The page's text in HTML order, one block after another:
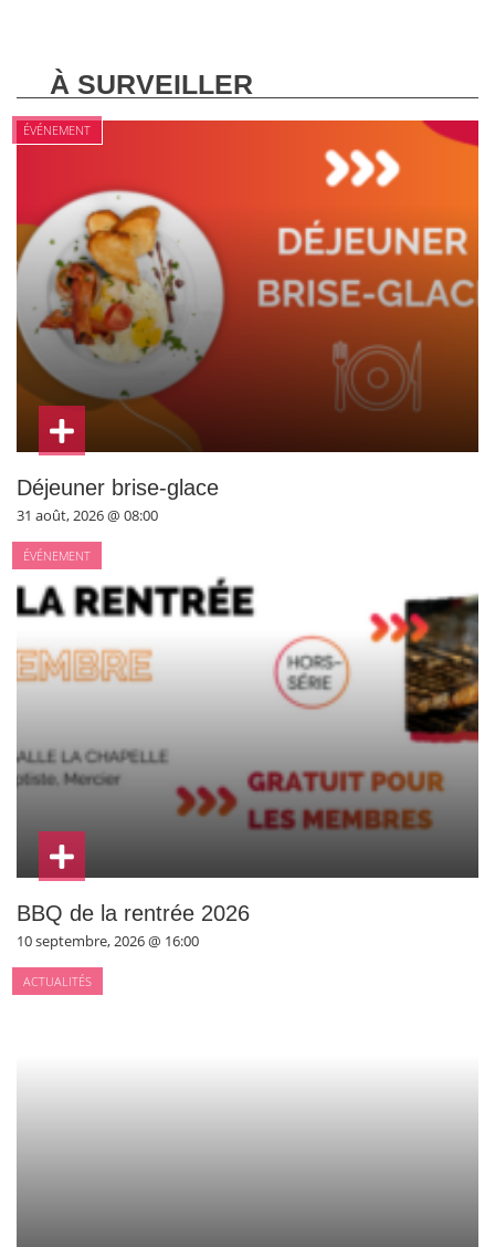
À SURVEILLER
ÉVÉNEMENT
Déjeuner brise-glace
31 août, 2026 @ 08:00
ÉVÉNEMENT
BBQ de la rentrée 2026
10 septembre, 2026 @ 16:00
ACTUALITÉS